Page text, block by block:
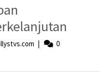
admin@ollystvs.com
|
0